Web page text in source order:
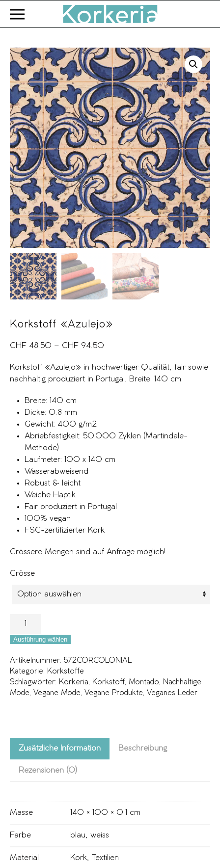
Zum Hauptinhalt springen
Korkstoff «Azulejo»
CHF 48.50 – CHF 94.50
Korkstoff «Azulejo» in hochwertiger Qualität, fair sowie
nachhaltig produziert in Portugal. Breite: 140 cm.
Breite: 140 cm
Dicke: 0.8 mm
Gewicht: 400 g/m2
Abriebfestigkeit: 50’000 Zyklen (Martindale-
Methode)
Laufmeter: 100 x 140 cm
Wasserabweisend
Robust & leicht
Weiche Haptik
Fair produziert in Portugal
100% vegan
FSC-zertifizierter Kork
Grössere Mengen sind auf Anfrage möglich!
Grösse
Ausführung wählen
Artikelnummer: 572CORCOLONIAL
Kategorie: Korkstoffe
Schlagwörter: Korkeria Korkstoff Montado
Nachhaltige
Mode
Vegane Mode Vegane Produkte Veganes Leder
Zusätzliche Information Beschreibung
Rezensionen (0)
Masse 140 × 100 × 0.1 cm
Farbe blau weiss
Material Kork Textilien